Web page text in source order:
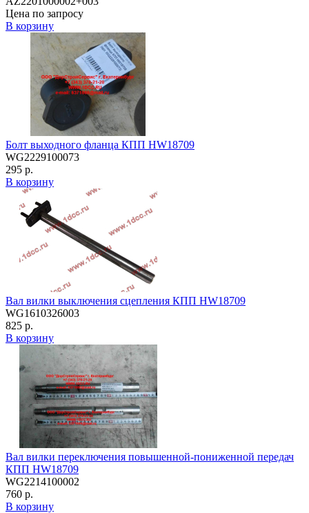
Цена по запросу
В корзину
Болт выходного фланца КПП HW18709
WG2229100073
295 р.
В корзину
Вал вилки выключения сцепления КПП HW18709
WG1610326003
825 р.
В корзину
Вал вилки переключения повышенной-пониженной передач
КПП HW18709
WG2214100002
760 р.
В корзину